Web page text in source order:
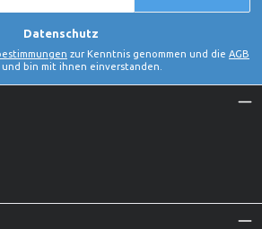
Datenschutz
zur Kenntnis genommen und die AGB
und bin mit ihnen einverstanden.